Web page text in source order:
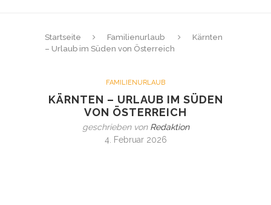
Startseite Familienurlaub
Kärnten
– Urlaub im Süden von Österreich
FAMILIENURLAUB
KÄRNTEN – URLAUB IM SÜDEN
VON ÖSTERREICH
geschrieben von Redaktion
4. Februar 2026